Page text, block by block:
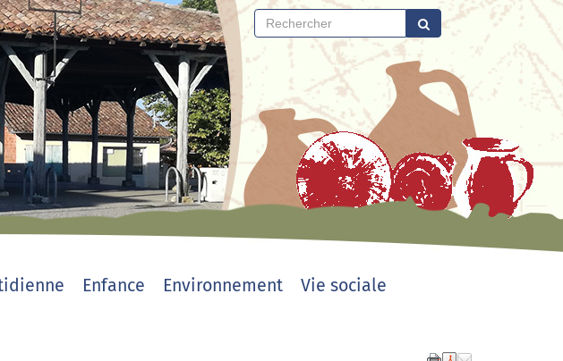
Enfance Environnement Vie sociale